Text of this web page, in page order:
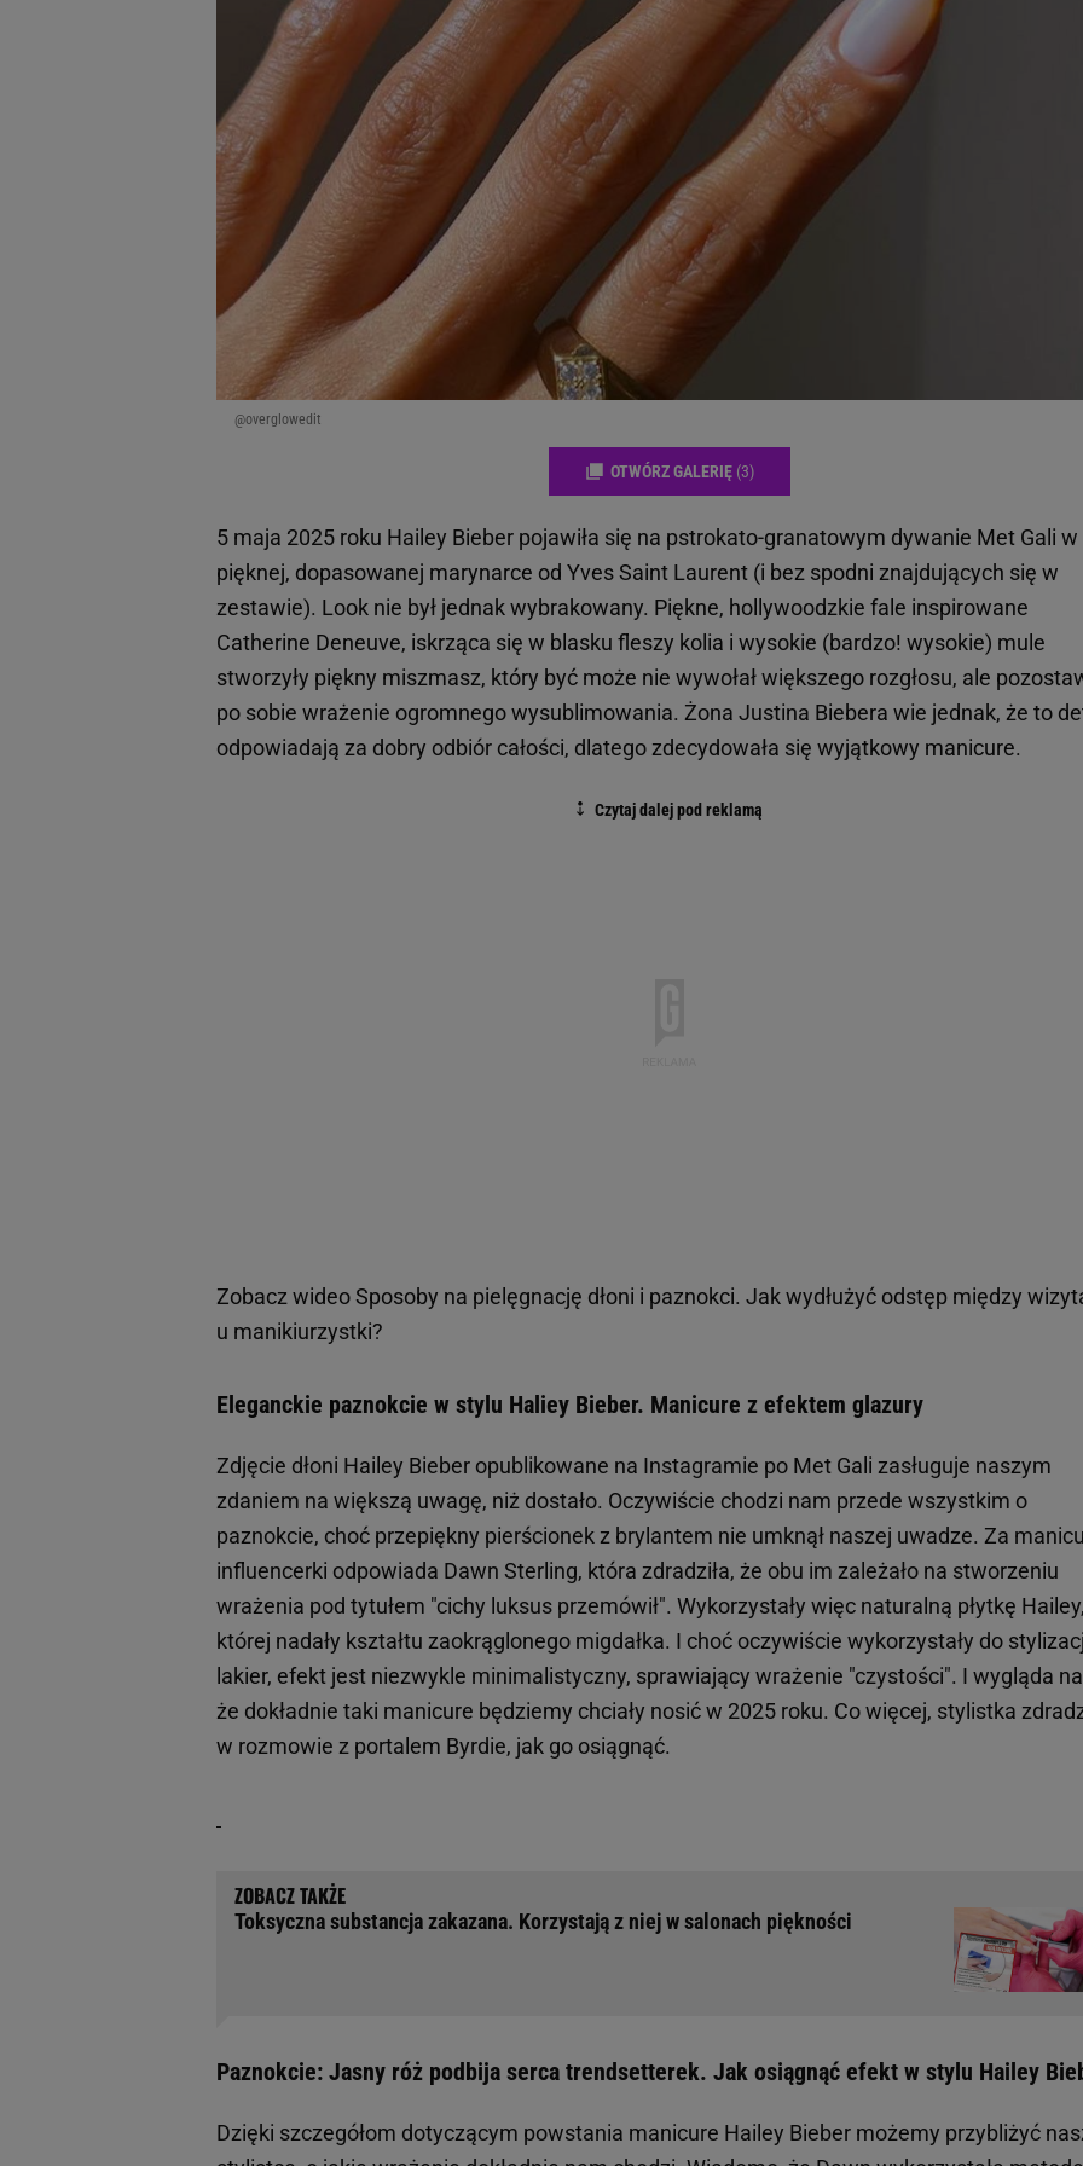
@overglowedit
OTWÓRZ GALERIĘ (3)
5 maja 2025 roku Hailey Bieber pojawiła się na pstrokato-granatowym dywanie Met Gali w
pięknej, dopasowanej marynarce od Yves Saint Laurent (i bez spodni znajdujących się w
zestawie). Look nie był jednak wybrakowany. Piękne, hollywoodzkie fale inspirowane
Catherine Deneuve, iskrząca się w blasku fleszy kolia i wysokie (bardzo! wysokie) mule
stworzyły piękny miszmasz, który być może nie wywołał większego rozgłosu, ale
po sobie wrażenie ogromnego wysublimowania. Żona Justina Biebera wie jednak, że to
odpowiadają za dobry odbiór całości, dlatego zdecydowała się wyjątkowy manicure.
Zobacz wideoSposoby na pielęgnację dłoni i paznokci. Jak wydłużyć odstęp między
u manikiurzystki?
Eleganckie paznokcie w stylu Haliey Bieber. Manicure z efektem glazury
Zdjęcie dłoni Hailey Bieber opublikowane na Instagramie po Met Gali zasługuje naszym
zdaniem na większą uwagę, niż dostało. Oczywiście chodzi nam przede wszystkim o
paznokcie, choć przepiękny pierścionek z brylantem nie umknął naszej uwadze. Za
influencerki odpowiada Dawn Sterling, która zdradziła, że obu im zależało na stworzeniu
wrażenia pod tytułem "cichy luksus przemówił". Wykorzystały więc naturalną płytkę Hailey,
której nadały kształtu zaokrąglonego migdałka. I choć oczywiście wykorzystały do
lakier, efekt jest niezwykle minimalistyczny, sprawiający wrażenie "czystości". I wygląda
że dokładnie taki manicure będziemy chciały nosić w 2025 roku. Co więcej, stylistka
w rozmowie z portalem Byrdie, jak go osiągnąć.
Toksyczna substancja zakazana. Korzystają z niej w salonach piękności
Paznokcie: Jasny róż podbija serca trendsetterek. Jak osiągnąć efekt w stylu Hailey
Dzięki szczegółom dotyczącym powstania manicure Hailey Bieber możemy przybliżyć